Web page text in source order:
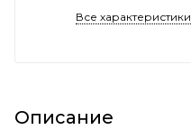
Все характеристики
Описание